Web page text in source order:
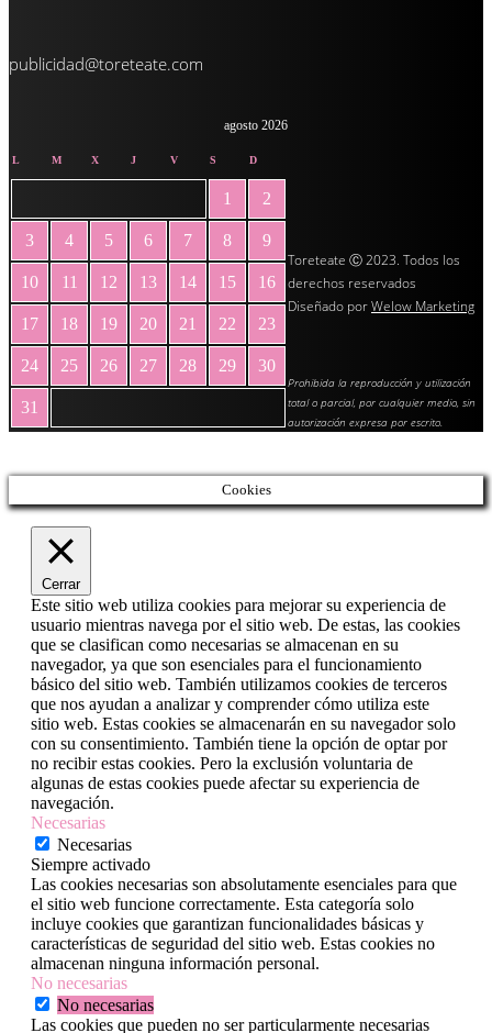
publicidad@toreteate.com
agosto 2026
L M X J V S D
1 2
3 4 5 6 7 8 9
10 11 12 13 14 15 16
17 18 19 20 21 22 23
24 25 26 27 28 29 30
31
Toreteate Ⓒ 2023. Todos los
derechos reservados
Diseñado porWelow Marketing
Prohibida la reproducción y utilización
total o parcial, por cualquier medio, sin
autorización expresa por escrito.
Cookies
Cerrar
Este sitio web utiliza cookies para mejorar su experiencia de
usuario mientras navega por el sitio web. De estas, las cookies
que se clasifican como necesarias se almacenan en su
navegador, ya que son esenciales para el funcionamiento
básico del sitio web. También utilizamos cookies de terceros
que nos ayudan a analizar y comprender cómo utiliza este
sitio web. Estas cookies se almacenarán en su navegador solo
con su consentimiento. También tiene la opción de optar por
no recibir estas cookies. Pero la exclusión voluntaria de
algunas de estas cookies puede afectar su experiencia de
navegación.
Necesarias
Necesarias
Siempre activado
Las cookies necesarias son absolutamente esenciales para que
el sitio web funcione correctamente. Esta categoría solo
incluye cookies que garantizan funcionalidades básicas y
características de seguridad del sitio web. Estas cookies no
almacenan ninguna información personal.
No necesarias
No necesarias
Las cookies que pueden no ser particularmente necesarias